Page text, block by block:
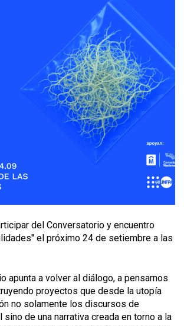
del Conversatorio y encuentro
el próximo 24 de setiembre a las
apunta a volver al diálogo, a pensarnos
proyectos que desde la utopía
no solamente los discursos de
sino de una narrativa creada en torno a la